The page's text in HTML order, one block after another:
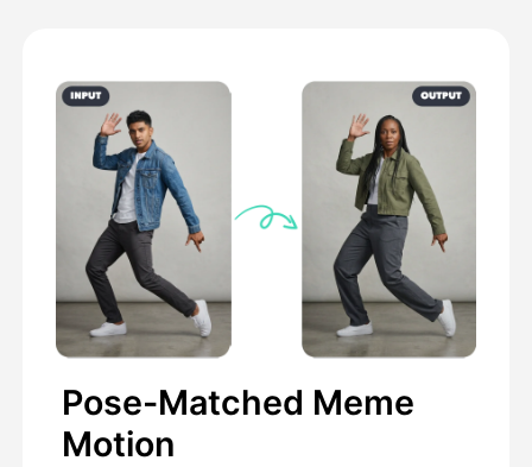
Pose-Matched Meme
Motion